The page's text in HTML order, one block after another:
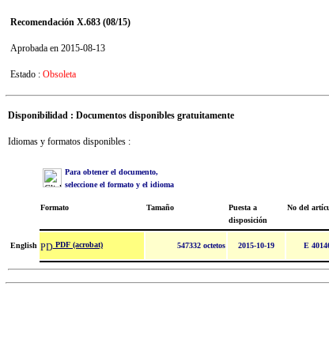
Recomendación X.683 (08/15)
Aprobada en 2015-08-13
Estado : Obsoleta
Disponibilidad : Documentos disponibles gratuitamente
Idiomas y formatos disponibles :
Para obtener el documento,
seleccione el formato y el idioma
Formato Tamaño
Puesta a
disposición
No del
English PDF (acrobat) 547332 octetos 2015-10-19 E